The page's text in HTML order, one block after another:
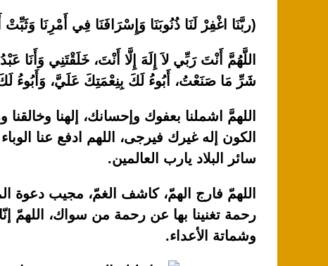
(ربَّنَا اغْفِرْ لَنَا ذُنُوبَنَا وَإِسْرَافَنَا فِي أَمْرِنَا
اللَّهُمَّ أَنْتَ رَبِّي لاَ إِلَهَ إِلَّا أَنْتَ، خَلَقْتَنِي
شَرِّ مَا صَنَعْتُ، أَبُوءُ لَكَ بِنِعْمَتِكَ عَلَيَّ، وَأَبُوءُ لَكَ
اللهمَّ اشملنا بعفوك وإحسانك، إلهنا
الكون إله غيرك فيرجى، اللهم ادفع عنا
سائر البلاد يارب العالمين.
اللهمّ فارج الهمّ، كاشف الغمّ، مجيب دعوة
رحمة تغنينا بها عن رحمة من سواك، اللهمّ
وشماتة الأعداء.